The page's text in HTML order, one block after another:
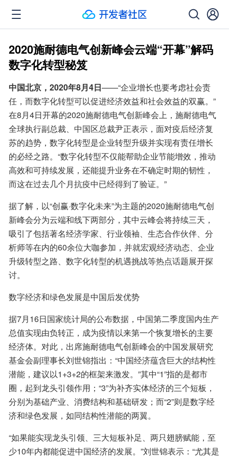
2020施耐德电气创新峰会云端“开幕”解码
数字化转型秘笈
中国北京，2020年8月4日——“企业增长也要考虑社会责
任，而数字化转型可以促进经济效益和社会效益的双赢。”
在8月4日开幕的2020施耐德电气创新峰会上，施耐德电气
全球执行副总裁、中国区总裁尹正表示，面对疫后经济复
苏的趋势，数字化转型是企业转型升级并实现有责任增长
的必经之路。“数字化转型不仅能帮助企业节能增效，推动
高效和可持续发展，还能提升业务在不确定时期的韧性，
而这在过去几个月抗疫中已经得到了验证。”
据了解，以“创赢·数字化未来”为主题的2020施耐德电气创
新峰会分为云端和线下两部分，其中云峰会将持续三天，
吸引了包括著名经济学家、行业领袖、生态合作伙伴、分
析师等在内的60余位大咖参加，并就宏观经济动态、企业
升级转型之路、数字化转型的机遇挑战等热点话题展开探
讨。
数字经济和绿色发展是中国后发优势
据7月16日国家统计局的公布数据，中国第二季度国内生产
总值实现由负转正，成为疫情以来第一个恢复增长的主要
经济体。对此，出席施耐德电气创新峰会的中国发展研究
基金会副理事长刘世锦指出：“中国经济蕴含巨大的结构性
潜能，建议以1+3+2的框架来激发。”其中“1”指的是都市
圈，起到龙头引领作用；“3”为补齐实体经济的三个短板，
分别为基础产业、消费结构和基础研发；而“2”则是数字经
济和绿色发展，如同结构性潜能的两翼。
“如果能实现龙头引领、三大短板补足、两只翅膀赋能，至
少10年内都能促进中国经济的发展。”刘世锦表示：“尤其是